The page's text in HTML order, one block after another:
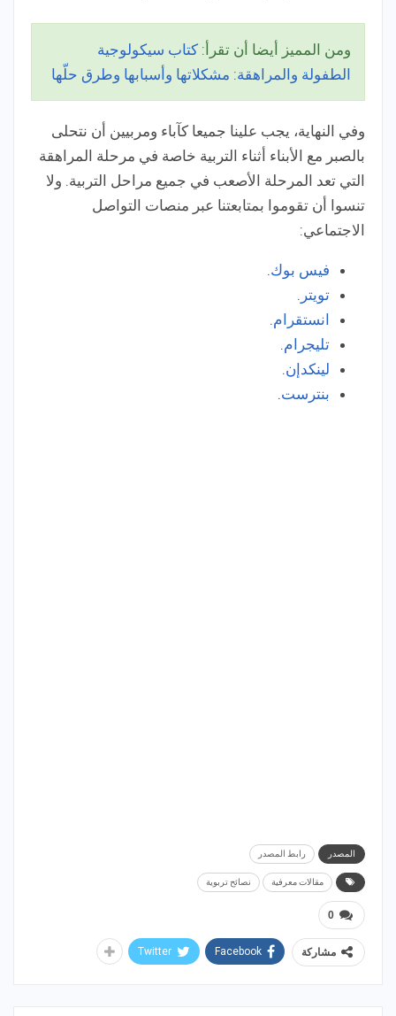
ومن المميز أيضا أن تقرأ: كتاب سيكولوجية
الطفولة والمراهقة: مشكلاتها وأسبابها وطرق حلّها
وفي النهاية، يجب علينا جميعا كآباء ومربيين أن نتحلى
بالصبر مع الأبناء أثناء التربية خاصة في مرحلة المراهقة
التي تعد المرحلة الأصعب في جميع مراحل التربية. ولا
تنسوا أن تقوموا بمتابعتنا عبر منصات التواصل
الاجتماعي:
فيس بوك.
تويتر .
انستقرام.
تليجرام.
لينكدإن.
بنترست.
المصدر رابط المصدر
مقالات معرفية نصائح تربوية
0
مشاركة Facebook
Twitter